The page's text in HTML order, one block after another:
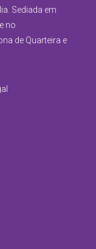
Sediada em
no
de Quarteira e